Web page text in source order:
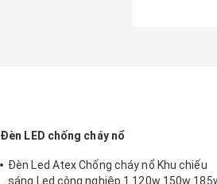
Đèn LED chống cháy nổ
Đèn Led Atex Chống cháy nổ Khu chiếu
sáng Led công nghiệp 1 120w 150w